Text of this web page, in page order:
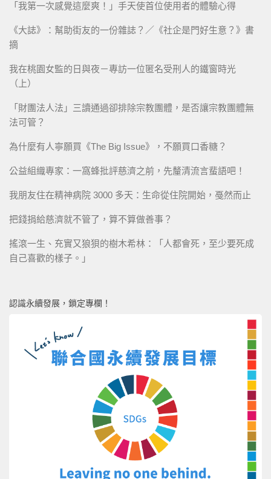
「我第一次感覺這麼爽！」手天使首位使用者的體驗心得
《大誌》：幫助街友的一份雜誌？／《社企是門好生意？》書
摘
我在桃園女監的日與夜－專訪一位匿名受刑人的鐵窗時光
（上）
「財團法人法」三讀通過卻排除宗教團體，是否讓宗教團體無
法可管？
為什麼有人寧願買《The Big Issue》，不願買口香糖？
公益組織專家：一窩蜂批評慈濟之前，先釐清流言蜚語吧！
我朋友住在精神病院 3000 多天：生命從住院開始，戞然而止
把錢捐給慈濟就不管了，算不算做善事？
搖滾一生、充實又狼狽的樹木希林：「人都會死，至少要死成
自己喜歡的樣子。」
認識永續發展，鎖定專欄！